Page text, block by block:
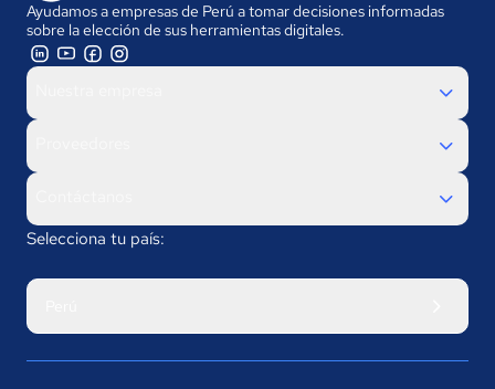
Ayudamos a empresas de Perú a tomar decisiones informadas
sobre la elección de sus herramientas digitales.
Selecciona tu país: